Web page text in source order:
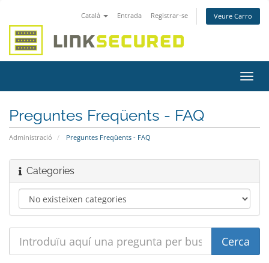
Català Entrada Registrar-se Veure Carro
la
Preguntes Freqüents - FAQ
Administració Preguntes Freqüents - FAQ
Categories